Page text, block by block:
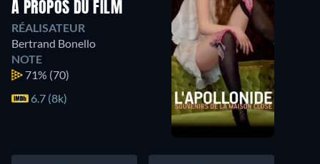
À PROPOS DU FILM
RÉALISATEUR
Bertrand Bonello
NOTE
71% (70)
6.7 (8k)